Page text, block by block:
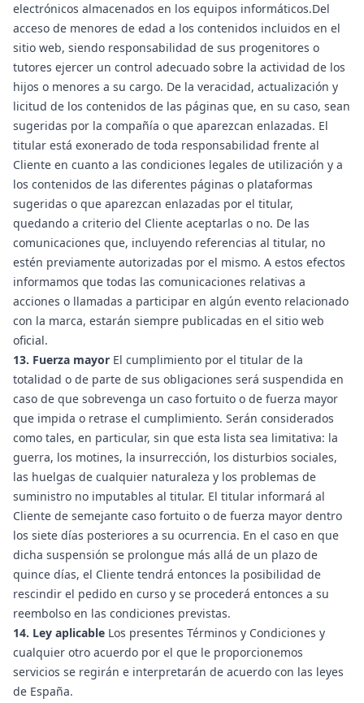
electrónicos almacenados en los equipos informáticos.Del
acceso de menores de edad a los contenidos incluidos en el
sitio web, siendo responsabilidad de sus progenitores o
tutores ejercer un control adecuado sobre la actividad de los
hijos o menores a su cargo. De la veracidad, actualización y
licitud de los contenidos de las páginas que, en su caso, sean
sugeridas por la compañía o que aparezcan enlazadas. El
titular está exonerado de toda responsabilidad frente al
Cliente en cuanto a las condiciones legales de utilización y a
los contenidos de las diferentes páginas o plataformas
sugeridas o que aparezcan enlazadas por el titular,
quedando a criterio del Cliente aceptarlas o no. De las
comunicaciones que, incluyendo referencias al titular, no
estén previamente autorizadas por el mismo. A estos efectos
informamos que todas las comunicaciones relativas a
acciones o llamadas a participar en algún evento relacionado
con la marca, estarán siempre publicadas en el sitio web
oficial.
13. Fuerza mayor El cumplimiento por el titular de la
totalidad o de parte de sus obligaciones será suspendida en
caso de que sobrevenga un caso fortuito o de fuerza mayor
que impida o retrase el cumplimiento. Serán considerados
como tales, en particular, sin que esta lista sea limitativa: la
guerra, los motines, la insurrección, los disturbios sociales,
las huelgas de cualquier naturaleza y los problemas de
suministro no imputables al titular. El titular informará al
Cliente de semejante caso fortuito o de fuerza mayor dentro
los siete días posteriores a su ocurrencia. En el caso en que
dicha suspensión se prolongue más allá de un plazo de
quince días, el Cliente tendrá entonces la posibilidad de
rescindir el pedido en curso y se procederá entonces a su
reembolso en las condiciones previstas.
14. Ley aplicable Los presentes Términos y Condiciones y
cualquier otro acuerdo por el que le proporcionemos
servicios se regirán e interpretarán de acuerdo con las leyes
de España.